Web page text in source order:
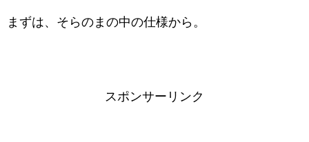
まずは、そらのまの中の仕様から。
スポンサーリンク